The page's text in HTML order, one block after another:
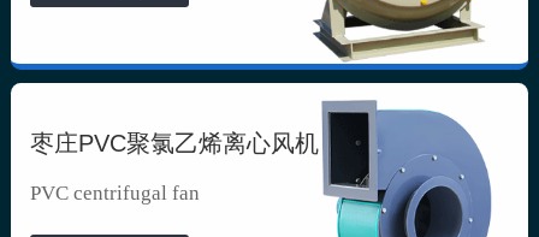
枣庄PVC聚氯乙烯离心风机
PVC centrifugal fan